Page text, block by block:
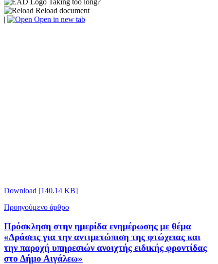
Taking too long?
Reload document
|
Open in new tab
Download [140.14 KB]
Προηγούμενο άρθρο
Πρόσκληση στην ημερίδα ενημέρωσης με θέμα
«Δράσεις για την αντιμετώπιση της φτώχειας και
την παροχή υπηρεσιών ανοιχτής ειδικής φροντίδας
στο Δήμο Αιγάλεω»